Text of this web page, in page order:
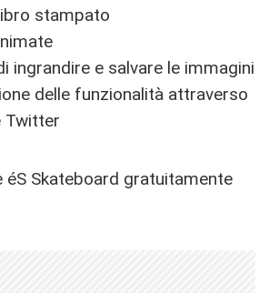
stampato
ingrandire e salvare le immagini
delle funzionalità attraverso
Twitter
éS Skateboard gratuitamente